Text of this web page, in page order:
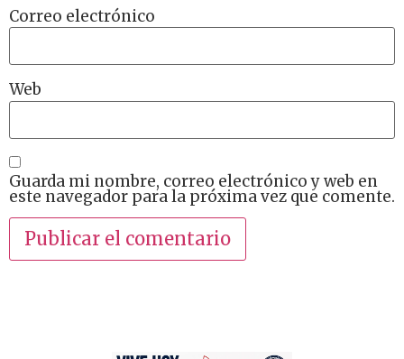
Correo electrónico
Web
Guarda mi nombre, correo electrónico y web en
este navegador para la próxima vez que comente.